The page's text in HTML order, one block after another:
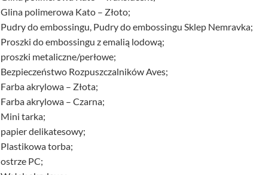
Glina polimerowa Kato – Złoto;
Pudry do embossingu, Pudry do embossingu Sklep Nemravka;
Proszki do embossingu z emalią lodową;
proszki metaliczne/perłowe;
Bezpieczeństwo Rozpuszczalników Aves;
Farba akrylowa – Złota;
Farba akrylowa – Czarna;
Mini tarka;
papier delikatesowy;
Plastikowa torba;
ostrze PC;